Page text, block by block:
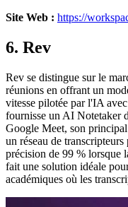
Site Web : https://
6. Rev
Rev se distingue sur le
réunions en offrant un
vitesse pilotée par l'IA
fournisse un AI Notetaker
Google Meet, son
un réseau de
précision de 99 % lorsque
fait une solution idéale
académiques où les